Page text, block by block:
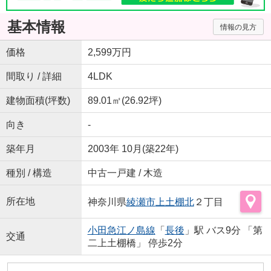
基本情報 情報の見方
価格 2,599万円
間取り / 詳細 4LDK
建物面積(坪数) 89.01㎡(26.92坪)
向き -
築年月 2003年 10月(築22年)
種別 / 構造 中古一戸建 / 木造
所在地 神奈川県綾瀬市上土棚北２丁目
交通
小田急江ノ島線 「 長後 」駅 バス9分 「第
二上土棚橋」 停歩2分